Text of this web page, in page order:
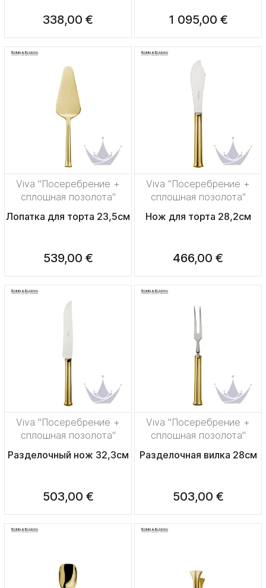
338,00 € 1 095,00 €
Viva "Посеребрение +
сплошная позолота"
Лопатка для торта 23,5см
539,00 €
Viva "Посеребрение +
сплошная позолота"
Нож для торта 28,2см
466,00 €
Viva "Посеребрение +
сплошная позолота"
Разделочный нож 32,3см
503,00 €
Viva "Посеребрение +
сплошная позолота"
Разделочная вилка 28см
503,00 €